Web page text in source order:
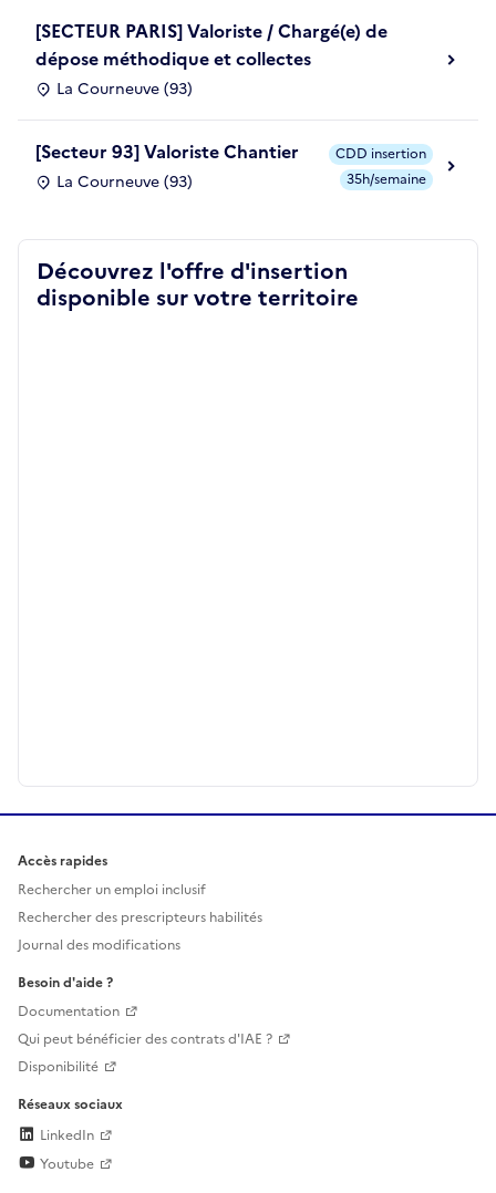
[SECTEUR PARIS] Valoriste / Chargé(e) de
dépose méthodique et collectes
La Courneuve (93)
[Secteur 93] Valoriste Chantier
La Courneuve (93)
CDD insertion
35h/semaine
Découvrez l'offre d'insertion
disponible sur votre territoire
Accès rapides
Rechercher un emploi inclusif
Rechercher des prescripteurs habilités
Journal des modifications
Besoin d'aide ?
Documentation
Qui peut bénéficier des contrats d'IAE ?
Disponibilité
Réseaux sociaux
LinkedIn
Youtube